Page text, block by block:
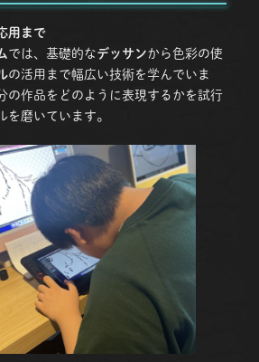
用まで
では、基礎的なデッサンから色彩の使
の活用まで幅広い技術を学んでいま
の作品をどのように表現するかを試行
を磨いています。